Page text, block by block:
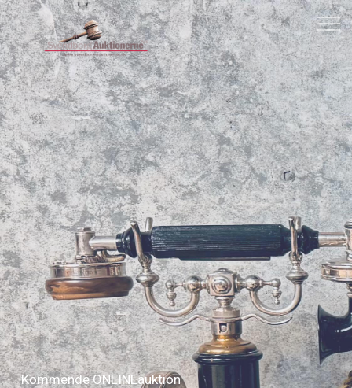
Kommende ONLINEauktion